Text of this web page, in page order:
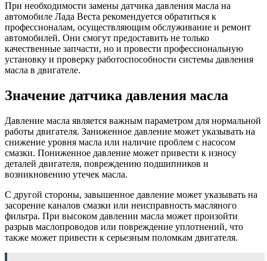
При необходимости замены датчика давления масла на
автомобиле Лада Веста рекомендуется обратиться к
профессионалам, осуществляющим обслуживание и ремонт
автомобилей. Они смогут предоставить не только
качественные запчасти, но и провести профессиональную
установку и проверку работоспособности системы давления
масла в двигателе.
Значение датчика давления масла
Давление масла является важным параметром для нормальной
работы двигателя. Заниженное давление может указывать на
снижение уровня масла или наличие проблем с насосом
смазки. Пониженное давление может привести к износу
деталей двигателя, повреждению подшипников и
возникновению утечек масла.
С другой стороны, завышенное давление может указывать на
засорение каналов смазки или неисправность масляного
фильтра. При высоком давлении масла может произойти
разрыв маслопроводов или повреждение уплотнений, что
также может привести к серьезным поломкам двигателя.